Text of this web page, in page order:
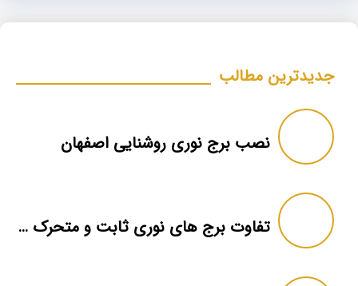
جدیدترین مطالب
نصب برج نوری روشنایی اصفهان
تفاوت برج های نوری ثابت و متحرک | کدامیک مناسب تر است؟